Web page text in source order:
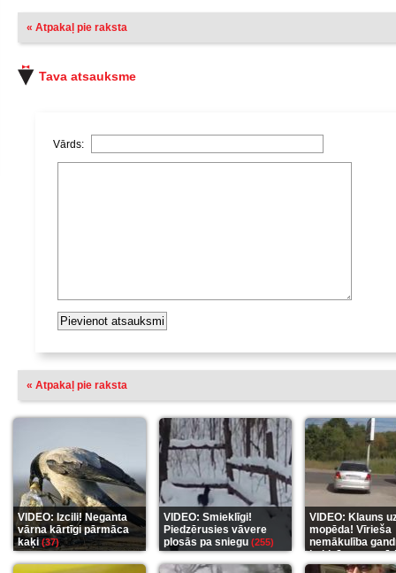
« Atpakaļ pie raksta
Tava atsauksme
Vārds:
« Atpakaļ pie raksta
VIDEO: Izcili! Neganta
vārna kārtīgi pārmāca
kaķi(37)
VIDEO: Smieklīgi!
Piedzērusies vāvere
plosās pa sniegu (255)
VIDEO: Klauns
mopēda! Vīrieša
nemākulība
beidzās ar
(289)